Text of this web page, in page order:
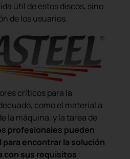
útil de estos discos, sino
de los usuarios.
críticos para la
como el material a
la máquina, y la tarea de
profesionales pueden
encontrar la solución
con sus requisitos